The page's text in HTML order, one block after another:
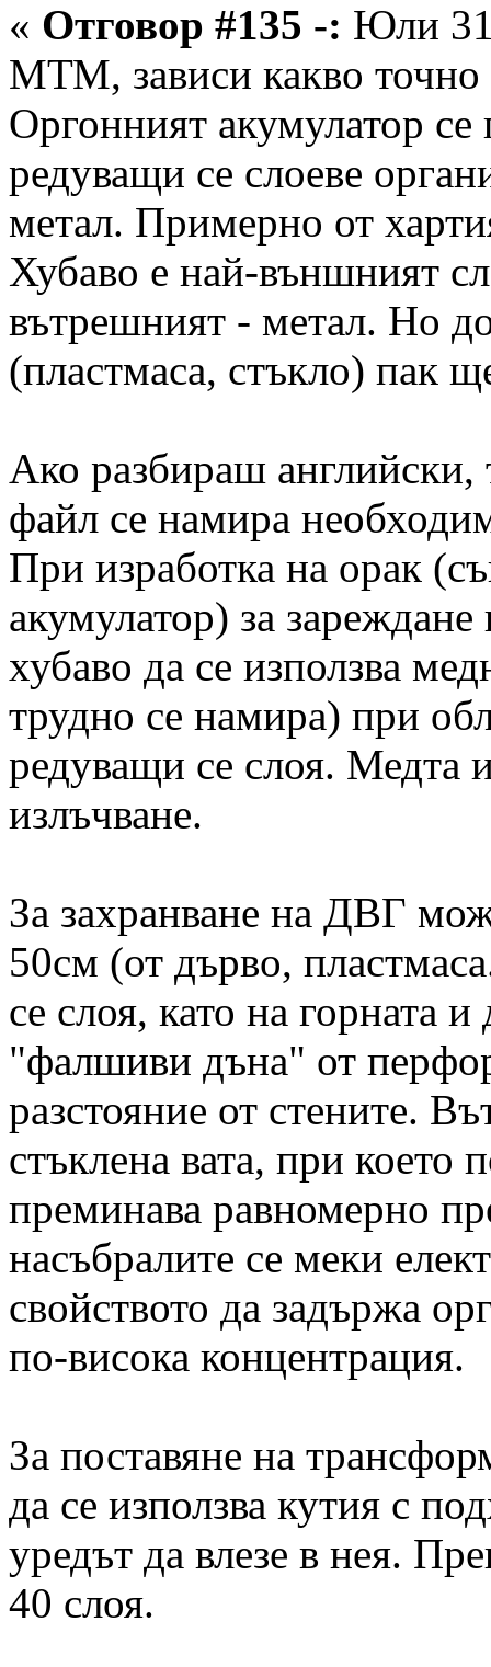
« Отговор #135 -: Юли
МТМ, зависи какво
Оргонният акумулатор
редуващи се слоеве
метал. Примерно от
Хубаво е най-външният
вътрешният - метал. Но
(пластмаса, стъкло) пак
Ако разбираш английски,
файл се намира
При изработка на орак
акумулатор) за
хубаво да се използва
трудно се намира) при
редуващи се слоя. Медта
излъчване.
За захранване на ДВГ
50см (от дърво,
се слоя, като на горната и
"фалшиви дъна" от
разстояние от стените.
стъклена вата, при което
преминава равномерно
насъбралите се меки
свойството да задържа
по-висока концентрация.
За поставяне на
да се използва кутия с
уредът да влезе в нея.
40 слоя.